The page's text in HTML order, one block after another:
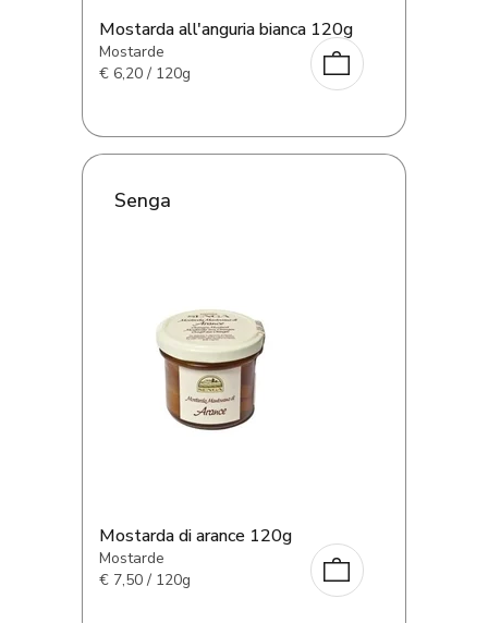
Mostarda all'anguria bianca 120g
Mostarde
€ 6,20 / 120g
Senga
Mostarda di arance 120g
Mostarde
€ 7,50 / 120g